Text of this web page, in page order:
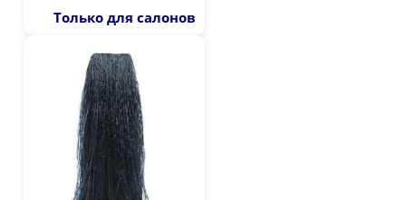
Только для салонов